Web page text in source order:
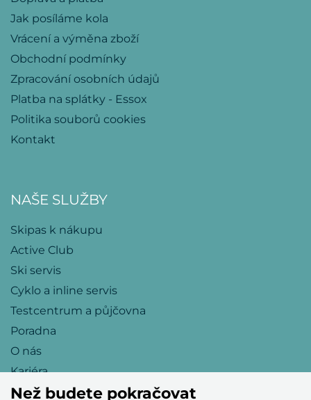
Jak posíláme kola
Vrácení a výměna zboží
Obchodní podmínky
Zpracování osobních údajů
Platba na splátky - Essox
Politika souborů cookies
Kontakt
NAŠE SLUŽBY
Skipas k nákupu
Active Club
Ski servis
Cyklo a inline servis
Testcentrum a půjčovna
Poradna
O nás
Kariéra
Než budete pokračovat